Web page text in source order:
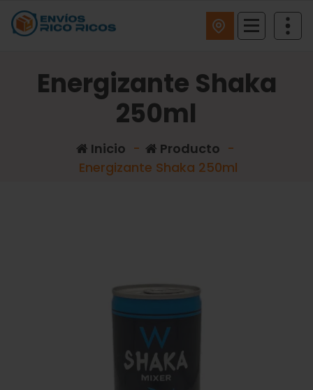
Energizante Shaka
250ml
Inicio - Producto -
Energizante Shaka 250ml